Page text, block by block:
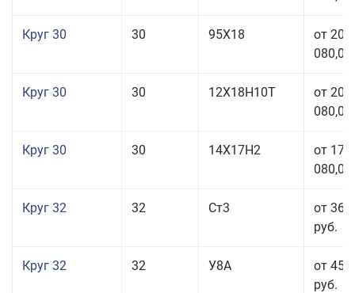
Круг 30 30 95Х18
от 208
080,00
Круг 30 30 12Х18Н10Т
от 208
080,00
Круг 30 30 14Х17Н2
от 177
080,00
Круг 32 32 Ст3
от 36
руб.
Круг 32 32 У8А
от 45
руб.